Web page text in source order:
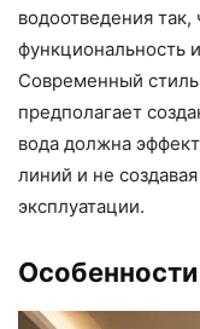
водоотведения
функциональность
Современный
предполагает
вода должна
линий и не
эксплуатации.